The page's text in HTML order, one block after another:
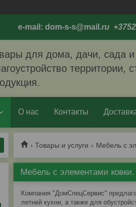
e-mail: dom-s-s@mail .ru
для дома, дачи, сада и
территории,
О нас Контакты
Товары и услуги Мебель с
Мебель с элементами
Компания "ДомСпецСервис"
летней кухни, а также для